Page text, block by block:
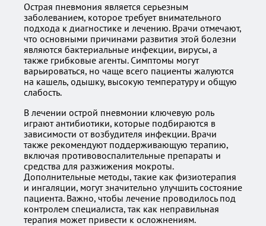
Острая пневмония является серьезным
заболеванием, которое требует внимательного
подхода к диагностике и лечению. Врачи отмечают,
что основными причинами развития этой болезни
являются бактериальные инфекции, вирусы, а
также грибковые агенты. Симптомы могут
варьироваться, но чаще всего пациенты жалуются
на кашель, одышку, высокую температуру и общую
слабость.
В лечении острой пневмонии ключевую роль
играют антибиотики, которые подбираются в
зависимости от возбудителя инфекции. Врачи
также рекомендуют поддерживающую терапию,
включая противовоспалительные препараты и
средства для разжижения мокроты.
Дополнительные методы, такие как физиотерапия
и ингаляции, могут значительно улучшить состояние
пациента. Важно, чтобы лечение проводилось под
контролем специалиста, так как неправильная
терапия может привести к осложнениям.